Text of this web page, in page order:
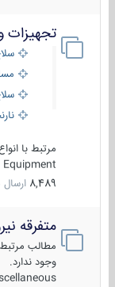
تجهیزات و
سلاح
مرتبط با
Equipment
8,489 ارسال ها
متفرقه
مطالب مرتبط
وجود ندارد.